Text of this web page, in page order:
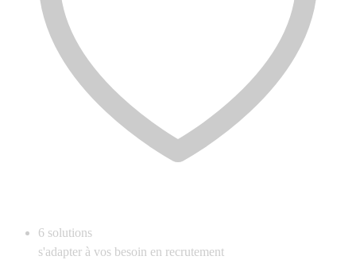
6 solutions
s'adapter à vos besoin en recrutement